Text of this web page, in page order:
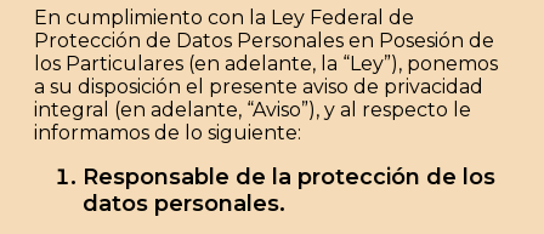
En cumplimiento con la Ley Federal de
Protección de Datos Personales en Posesión de
los Particulares (en adelante, la “Ley”), ponemos
a su disposición el presente aviso de privacidad
integral (en adelante, “Aviso”), y al respecto le
informamos de lo siguiente:
Responsable de la protección de los
datos personales.